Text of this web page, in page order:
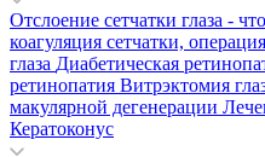
Отслоение сетчатки глаза -
коагуляция сетчатки,
глаза Диабетическая
ретинопатия Витрэктомия
макулярной дегенерации
Кератоконус